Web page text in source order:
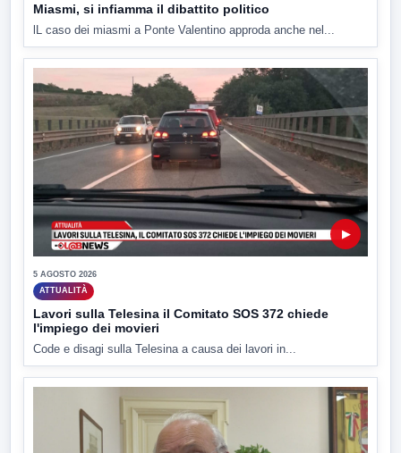
Miasmi, si infiamma il dibattito politico
lL caso dei miasmi a Ponte Valentino approda anche nel...
▶
5 AGOSTO 2026
ATTUALITÀ
Lavori sulla Telesina il Comitato SOS 372 chiede
l'impiego dei movieri
Code e disagi sulla Telesina a causa dei lavori in...